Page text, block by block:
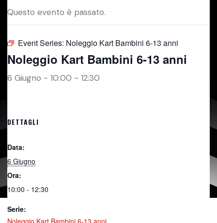
Questo evento è passato.
Event Series: Noleggio Kart Bambini 6-13 anni
Noleggio Kart Bambini 6-13 anni
6 Giugno - 10:00 - 12:30
DETTAGLI
Data:
6 Giugno
Ora:
10:00 - 12:30
Serie:
Noleggio Kart Bambini 6-13 anni